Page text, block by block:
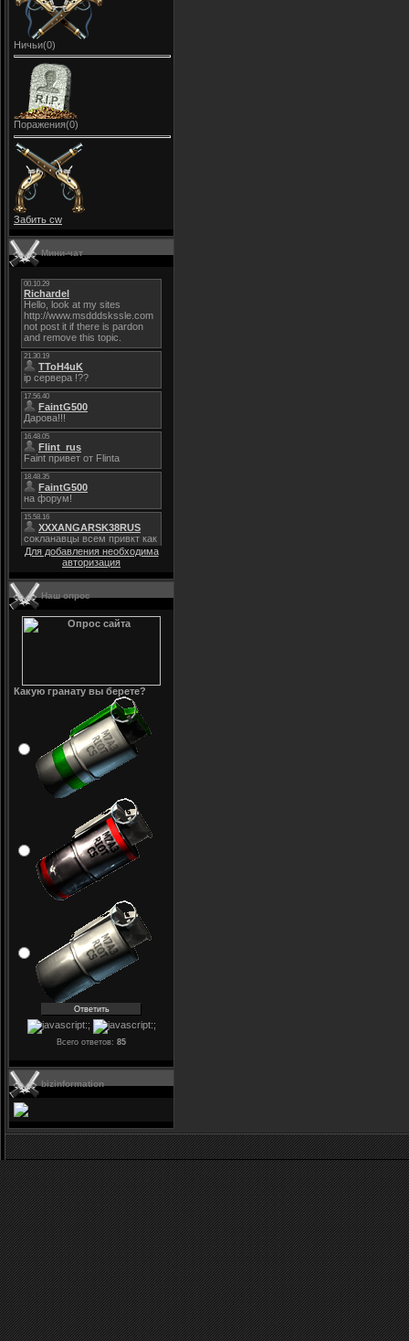
Ничьи(0)
Поражения(0)
Забить cw
Мини-чат
Для добавления необходима
авторизация
Наш опрос
Какую гранату вы берете?
Всего ответов: 85
bizinformation